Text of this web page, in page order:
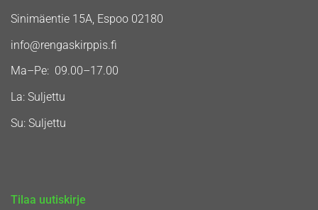
Sinimäentie 15A, Espoo 02180
info@rengaskirppis.fi
Ma–Pe: 09.00–17.00
La: Suljettu
Su: Suljettu
Tilaa uutiskirje